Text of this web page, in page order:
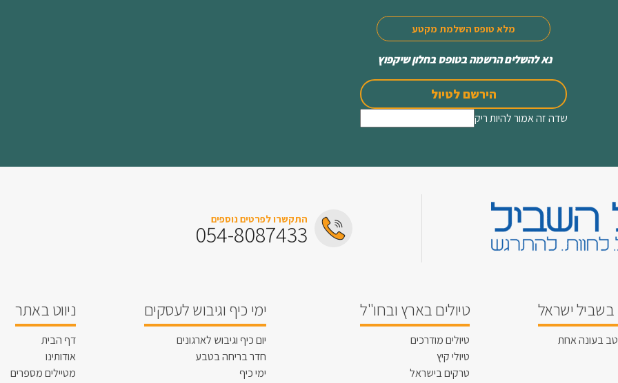
מלא טופס השלמת מקטע
נא להשלים הרשמה בטופס בחלון שיקפוץ
הירשם לטיול
שדה זה אמור להיות ריק
התקשרו לפרטים נוספים
054-8087433
ישראל
בעונה אחת
טיולים בארץ ובחו"ל
טיולים מודרכים
טיולי קיץ
טרקים בישראל
ימי כיף וגיבוש לעסקים
יום כיף וגיבוש לארגונים
חדר בריחה בטבע
ימי כיף
ניווט באתר
דף הבית
אודותינו
מטיילים מספרים